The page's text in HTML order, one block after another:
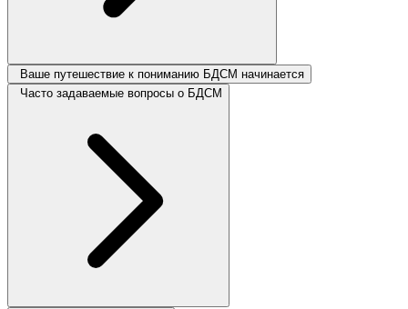
Ваше путешествие к пониманию БДСМ начинается
Часто задаваемые вопросы о БДСМ